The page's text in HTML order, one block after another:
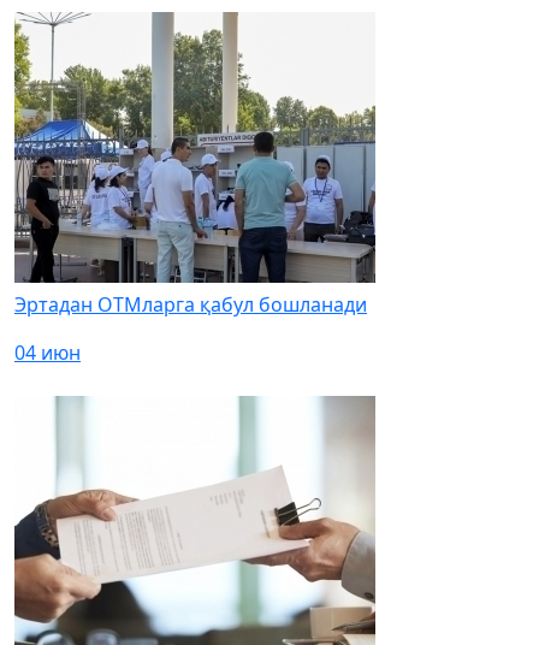
Эртадан ОТМларга қабул бошланади
04 июн